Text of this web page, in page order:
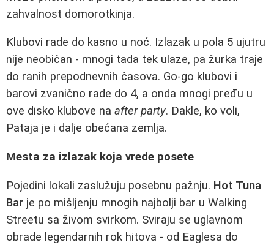
zahvalnost domorotkinja.
Klubovi rade do kasno u noć. Izlazak u pola 5 ujutru
nije neobičan - mnogi tada tek ulaze, pa žurka traje
do ranih prepodnevnih časova. Go-go klubovi i
barovi zvanično rade do 4, a onda mnogi pređu u
ove disko klubove na after party. Dakle, ko voli,
Pataja je i dalje obećana zemlja.
Mesta za izlazak koja vrede posete
Pojedini lokali zaslužuju posebnu pažnju. Hot Tuna
Bar je po mišljenju mnogih najbolji bar u Walking
Streetu sa živom svirkom. Sviraju se uglavnom
obrade legendarnih rok hitova - od Eaglesa do